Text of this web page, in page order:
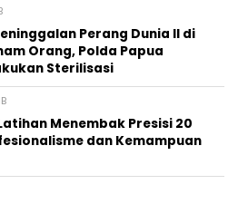
Perang Dunia II di
Orang, Polda Papua
Sterilisasi
Menembak Presisi 20
dan Kemampuan